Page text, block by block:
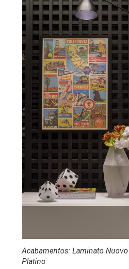
Acabamentos: Laminato
Platino